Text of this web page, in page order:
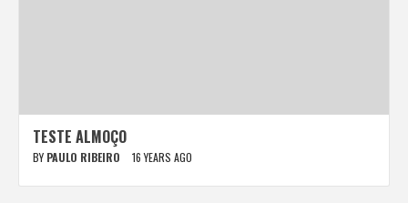
TESTE ALMOÇO
BY PAULO RIBEIRO 16 YEARS AGO